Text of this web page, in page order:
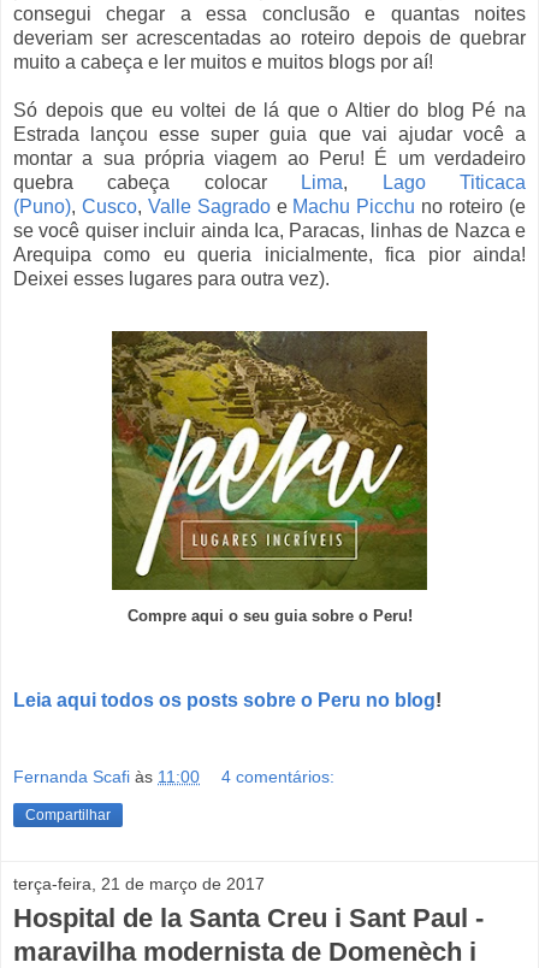
consegui chegar a essa conclusão e quantas noites
deveriam ser acrescentadas ao roteiro depois de quebrar
muito a cabeça e ler muitos e muitos blogs por aí!
Só depois que eu voltei de lá que o Altier do blog Pé na
Estrada lançou esse super guia que vai ajudar você a
montar a sua própria viagem ao Peru! É um verdadeiro
quebra cabeça colocar
Lima,
Lago Titicaca
(Puno), Cusco, Valle Sagradoe Machu Picchu no roteiro (e
se você quiser incluir ainda Ica, Paracas, linhas de Nazca e
Arequipa como eu queria inicialmente, fica pior ainda!
Deixei esses lugares para outra vez).
Compre aqui o seu guia sobre o Peru!
Leia aqui todos os posts sobre o Peru no blog!
Fernanda Scafi às 11:00 4 comentários:
Compartilhar
terça-feira, 21 de março de 2017
Hospital de la Santa Creu i Sant Paul -
maravilha modernista de Domenèch i